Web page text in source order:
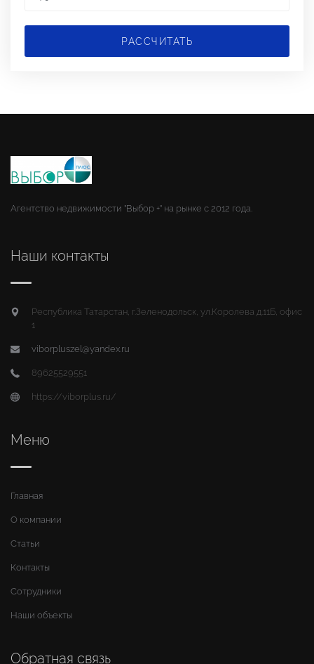
РАССЧИТАТЬ
Агентство недвижимости "Выбор +" на рынке с 2012 года.
Наши контакты
Республика Татарстан, г.Зеленодольск, ул.Королева д.11Б, офис
1
viborpluszel@yandex.ru
89625529551
https://viborplus.ru/
Меню
Главная
О компании
Статьи
Контакты
Сотрудники
Наши объекты
Обратная связь